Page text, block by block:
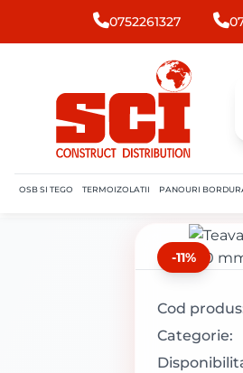
0752261327
OSB SI TEGO TERMOIZOLATII PANOURI
-11%
Cod
Categorie: